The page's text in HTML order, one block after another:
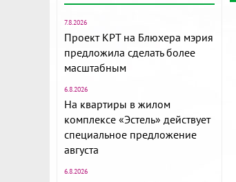
7.8.2026
Проект КРТ на Блюхера мэрия
предложила сделать более
масштабным
6.8.2026
На квартиры в жилом
комплексе «Эстель» действует
специальное предложение
августа
6.8.2026